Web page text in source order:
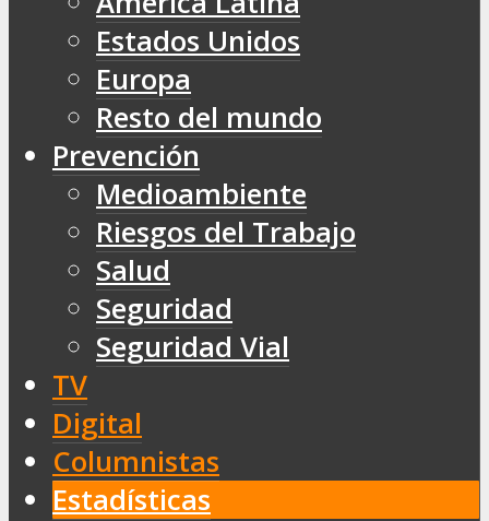
Estados Unidos
Europa
Resto del mundo
Prevención
Medioambiente
Riesgos del Trabajo
Salud
Seguridad
Seguridad Vial
TV
Digital
Columnistas
Estadísticas